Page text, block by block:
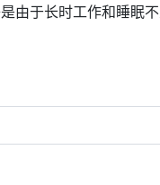
由于长时工作和睡眠